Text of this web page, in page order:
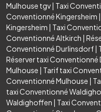
Mulhouse tgv| Taxi
Conventionné Kingersheim |
Kingersheim | Taxi
Conventionné Altkirch |
Conventionné Durlinsdorf|
Réserver taxi
Mulhouse | Tarif taxi
Conventionné Mulhouse |
taxi Conventionné
Waldighoffen | Taxi